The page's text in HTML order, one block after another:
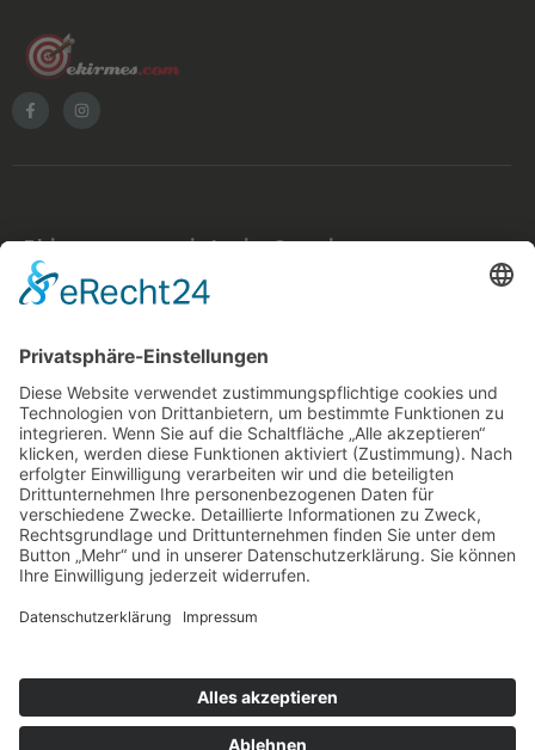
Ekirmes.com ist ein Service von:
inventmedia – visual design studio berlin
Pettenkoferstr. 11, 10247 Berlin
WEITERE LINKS
Blog
Impressum
Datenschutz
AGB
Bänschstraße 90
info@inventmedia.de